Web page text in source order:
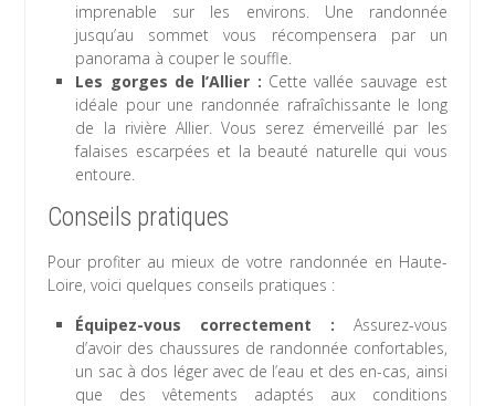
imprenable sur les environs. Une randonnée
jusqu’au sommet vous récompensera par un
panorama à couper le souffle.
Les gorges de l’Allier : Cette vallée sauvage est
idéale pour une randonnée rafraîchissante le long
de la rivière Allier. Vous serez émerveillé par les
falaises escarpées et la beauté naturelle qui vous
entoure.
Conseils pratiques
Pour profiter au mieux de votre randonnée en Haute-
Loire, voici quelques conseils pratiques :
Équipez-vous correctement : Assurez-vous
d’avoir des chaussures de randonnée confortables,
un sac à dos léger avec de l’eau et des en-cas, ainsi
que des vêtements adaptés aux conditions